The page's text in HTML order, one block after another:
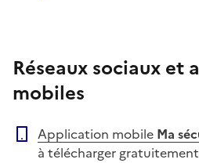
Réseaux sociaux et
mobiles
Application mobile Ma
à télécharger